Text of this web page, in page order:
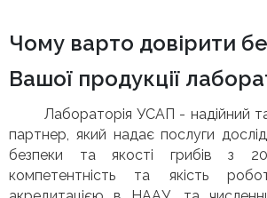
Чому варто довірити
Вашої продукції
Лабораторія УСАП - надійний
партнер, який надає послуги
безпеки та якості грибів з
компетентність та якість